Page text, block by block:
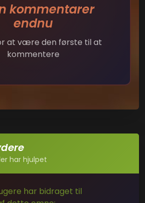
kommentarer
endnu
at være den første til at
kommentere
har hjulpet
har bidraget til